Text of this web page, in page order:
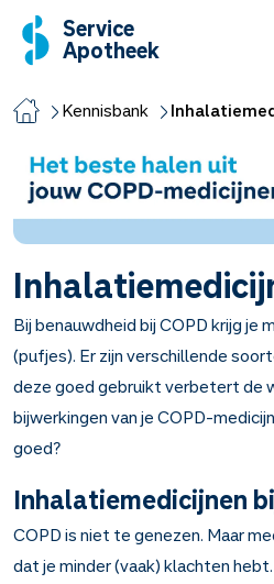
Service
Apotheek
Kennisbank
Bij benauwdheid bij COPD krijg je
(pufjes). Er zijn verschillende
deze goed gebruikt verbetert de
bijwerkingen van je COPD-
goed?
Inhalatiemedicijnen
COPD is niet te genezen. Maar
dat je minder (vaak) klachten